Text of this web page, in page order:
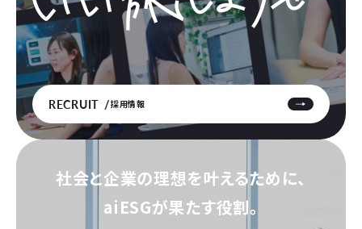
RECRUIT 採用情報
社会と企業の理想を叶えるために、
aiESGが果たす役割。